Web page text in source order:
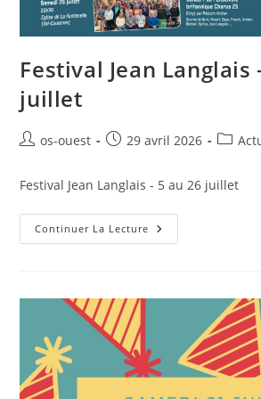
Festival Jean Langlais
juillet
Auteur/autrice
la
publication :
os-ouest
Publication
29 avril 2026
Post
Festival Jean Langlais - 5 au 26 juillet
Continuer La Lecture Festival
Jean
26